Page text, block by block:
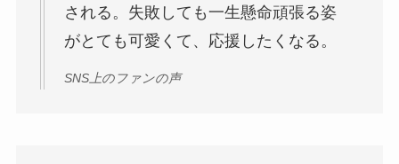
される。失敗しても一生懸命頑張る姿
がとても可愛くて、応援したくなる。
SNS上のファンの声